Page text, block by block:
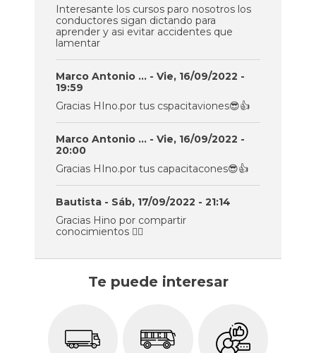
Interesante los cursos paro nosotros los
conductores sigan dictando para
aprender y asi evitar accidentes que
lamentar
Marco Antonio … - Vie, 16/09/2022 -
19:59
Gracias HIno.por tus cspacitaviones😎👍
Marco Antonio … - Vie, 16/09/2022 -
20:00
Gracias HIno.por tus capacitacones😎👍
Bautista - Sáb, 17/09/2022 - 21:14
Gracias Hino por compartir
conocimientos 👍🏻
Te puede interesar